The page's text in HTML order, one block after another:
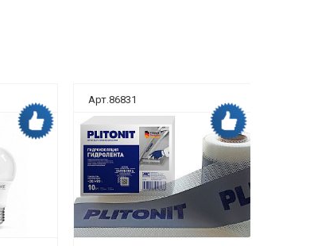
Арт.86831
Дока рекомендует Дока рекомендует